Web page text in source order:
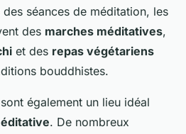
séances de méditation, les
des marches méditatives,
et des repas végétariens
bouddhistes.
également un lieu idéal
. De nombreux